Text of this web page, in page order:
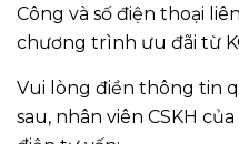
Công và số điện thoại
chương trình ưu đãi từ
Vui lòng điền thông tin
sau, nhân viên CSKH